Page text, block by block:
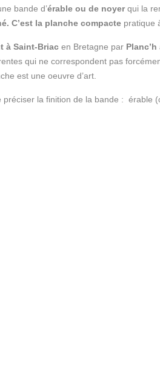
bande d’érable ou de noyerqui la
C’est la planche compacte pratique
à Saint-Briac en Bretagne par Planc’h
qui ne correspondent pas
est une oeuvre d’art.
la finition de la bande : érable